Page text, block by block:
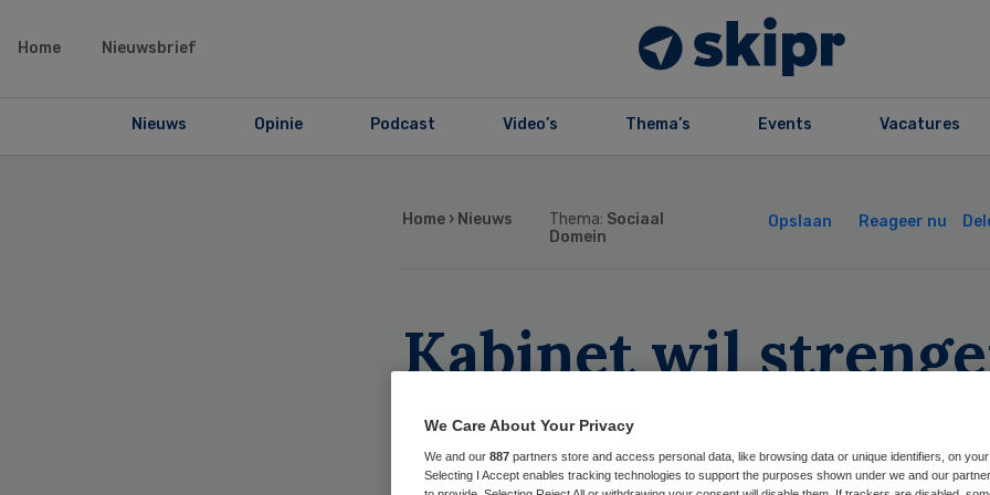
Home Nieuwsbrief
Nieuws Opinie Podcast Video’s Thema’s Events Vacatures
Home › Nieuws Thema: Sociaal
Domein
Opslaan Reageer nu
Kabinet wil
eisen aan
scootmobielen
We Care About Your Privacy
We and our 887 partners store and access personal data, like browsing data or unique identifiers, on
Selecting I Accept enables tracking technologies to support the purposes shown under we and our